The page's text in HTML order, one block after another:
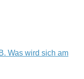
Was wird sich am